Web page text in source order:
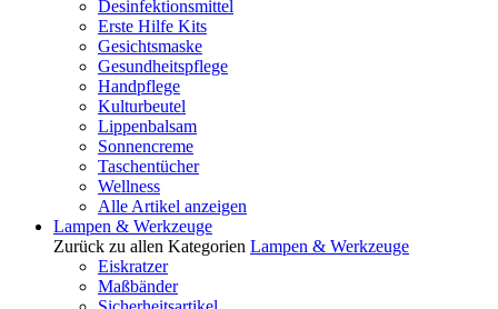
Desinfektionsmittel
Erste Hilfe Kits
Gesichtsmaske
Gesundheitspflege
Handpflege
Kulturbeutel
Lippenbalsam
Sonnencreme
Taschentücher
Wellness
Alle Artikel anzeigen
Lampen & Werkzeuge
Zurück zu allen Kategorien Lampen & Werkzeuge
Eiskratzer
Maßbänder